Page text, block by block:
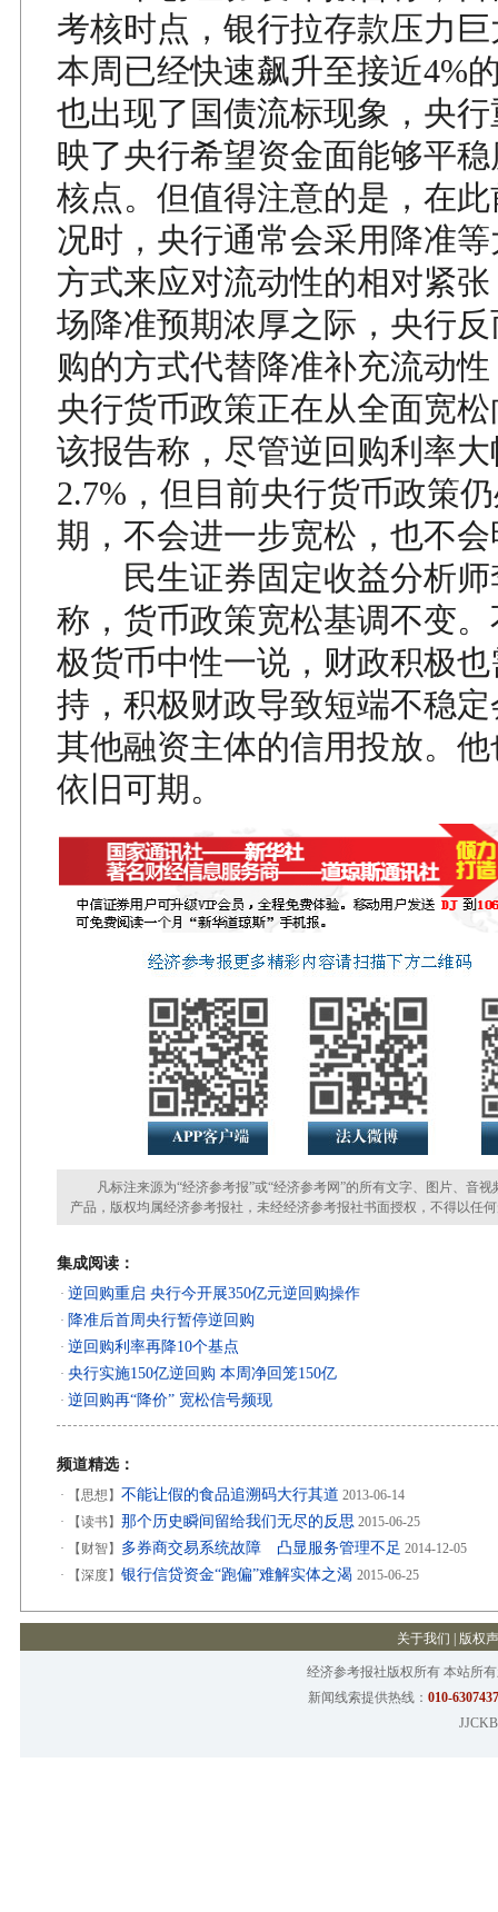
考核时点，银行拉存款压力
本周已经快速飙升至接近4%
也出现了国债流标现象，央
映了央行希望资金面能够平
核点。但值得注意的是，在
况时，央行通常会采用降准
方式来应对流动性的相对紧
场降准预期浓厚之际，央行
购的方式代替降准补充流动
央行货币政策正在从全面宽
该报告称，尽管逆回购利率
2.7%，但目前央行货币政策
期，不会进一步宽松，也不
民生证券固定收益分析师
称，货币政策宽松基调不变
极货币中性一说，财政积极
持，积极财政导致短端不稳
其他融资主体的信用投放。
依旧可期。
凡标注来源为“经济参考报”或“经济参考网”的所有文字、图片、音视
产品，版权均属经济参考报社，未经经济参考报社书面授权，不得以任
集成阅读：
· 逆回购重启 央行今开展350亿元逆回购操作
· 降准后首周央行暂停逆回购
· 逆回购利率再降10个基点
· 央行实施150亿逆回购 本周净回笼150亿
· 逆回购再“降价” 宽松信号频现
频道精选：
· 【思想】 不能让假的食品追溯码大行其道 2013-06-14
·
【读书】 那个历史瞬间留给我们无尽的反思 2015-06-25
·
【财智】 多券商交易系统故障 凸显服务管理不足 2014-12-05
·
【深度】 银行信贷资金“跑偏”难解实体之渴 2015-06-25
关于我们 版权
经济参考报社版权所有 本站所
新闻线索提供热线： 010-